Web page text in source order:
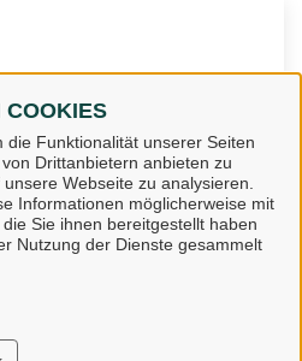
COOKIES
die Funktionalität unserer Seiten
Drittanbietern anbieten zu
Webseite zu analysieren.
Informationen möglicherweise mit
Sie ihnen bereitgestellt haben
Nutzung der Dienste gesammelt